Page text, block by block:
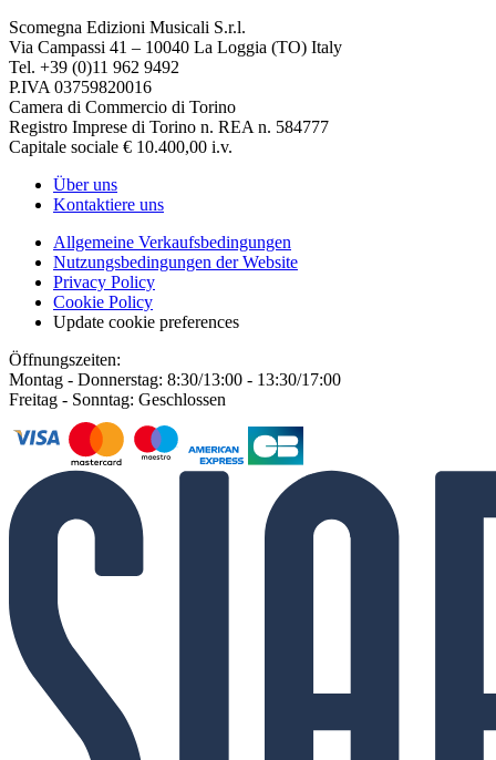
Scomegna Edizioni Musicali S.r.l.
Via Campassi 41 – 10040 La Loggia (TO) Italy
Tel. +39 (0)11 962 9492
P.IVA 03759820016
Camera di Commercio di Torino
Registro Imprese di Torino n. REA n. 584777
Capitale sociale € 10.400,00 i.v.
Über uns
Kontaktiere uns
Allgemeine Verkaufsbedingungen
Nutzungsbedingungen der Website
Privacy Policy
Cookie Policy
Update cookie preferences
Öffnungszeiten:
Montag - Donnerstag: 8:30/13:00 - 13:30/17:00
Freitag - Sonntag: Geschlossen